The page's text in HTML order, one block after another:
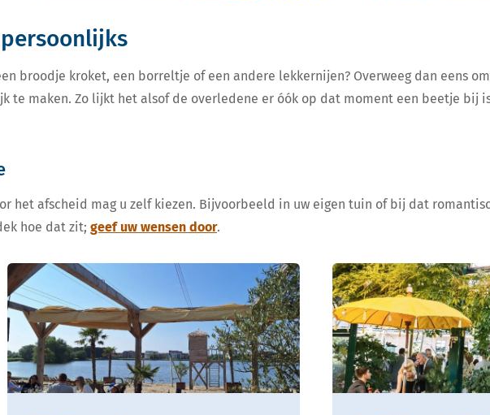
broodje kroket, een borreltje of een andere lekkernijen? Overweeg dan eens
te maken. Zo lijkt het alsof de overledene er óók op dat moment een beetje bij
het afscheid mag u zelf kiezen. Bijvoorbeeld in uw eigen tuin of bij dat
hoe dat zit; geef uw wensen door.